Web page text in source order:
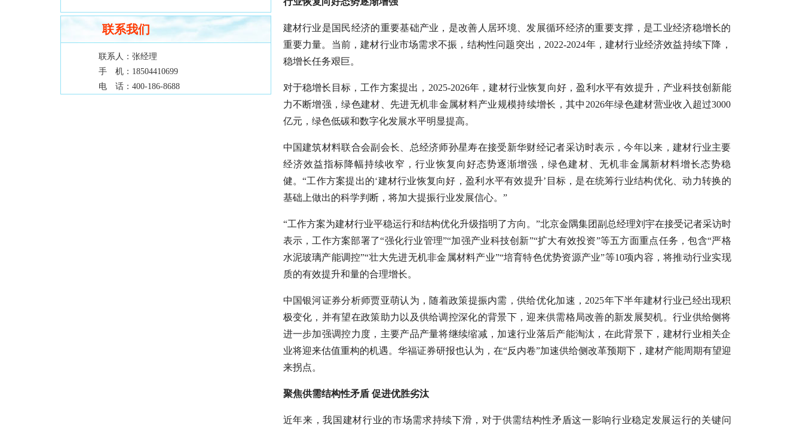
联系我们
联系人： 张经理
手 机： 18504410699
电 话： 400-186-8688
建材行业是国民经济的重要基础产业，是改善人居环境、发展循环经济的重要支撑，是工业经济稳增长的
重要力量。当前，建材行业市场需求不振，结构性问题突出，2022-2024年，建材行业经济效益持续下降，
稳增长任务艰巨。
对于稳增长目标，工作方案提出，2025-2026年，建材行业恢复向好，盈利水平有效提升，产业科技创新能
力不断增强，绿色建材、先进无机非金属材料产业规模持续增长，其中2026年绿色建材营业收入超过3000
亿元，绿色低碳和数字化发展水平明显提高。
中国建筑材料联合会副会长、总经济师孙星寿在接受新华财经记者采访时表示，今年以来，建材行业主要
经济效益指标降幅持续收窄，行业恢复向好态势逐渐增强，绿色建材、无机非金属新材料增长态势稳
健。“工作方案提出的‘建材行业恢复向好，盈利水平有效提升’目标，是在统筹行业结构优化、动力转换的
基础上做出的科学判断，将加大提振行业发展信心。”
“工作方案为建材行业平稳运行和结构优化升级指明了方向。”北京金隅集团副总经理刘宇在接受记者采访时
表示，工作方案部署了“强化行业管理”“加强产业科技创新”“扩大有效投资”等五方面重点任务，包含“严格
水泥玻璃产能调控”“壮大先进无机非金属材料产业”“培育特色优势资源产业”等10项内容，将推动行业实现
质的有效提升和量的合理增长。
中国银河证券分析师贾亚萌认为，随着政策提振内需，供给优化加速，2025年下半年建材行业已经出现积
极变化，并有望在政策助力以及供给调控深化的背景下，迎来供需格局改善的新发展契机。行业供给侧将
进一步加强调控力度，主要产品产量将继续缩减，加速行业落后产能淘汰，在此背景下，建材行业相关企
业将迎来估值重构的机遇。华福证券研报也认为，在“反内卷”加速供给侧改革预期下，建材产能周期有望迎
来拐点。
聚焦供需结构性矛盾 促进优胜劣汰
近年来，我国建材行业的市场需求持续下滑，对于供需结构性矛盾这一影响行业稳定发展运行的关键问